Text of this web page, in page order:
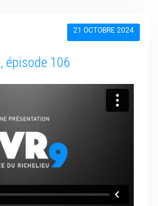
21 OCTOBRE 2024
épisode 106